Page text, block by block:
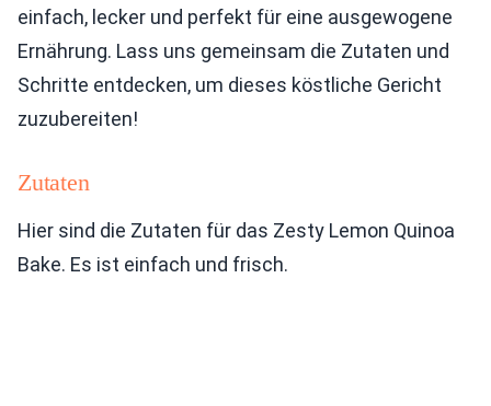
einfach, lecker und perfekt für eine ausgewogene
Ernährung. Lass uns gemeinsam die Zutaten und
Schritte entdecken, um dieses köstliche Gericht
zuzubereiten!
Zutaten
Hier sind die Zutaten für das Zesty Lemon Quinoa
Bake. Es ist einfach und frisch.